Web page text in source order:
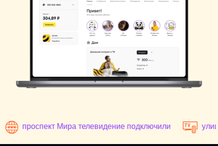
проспект Мира телевидение подключили